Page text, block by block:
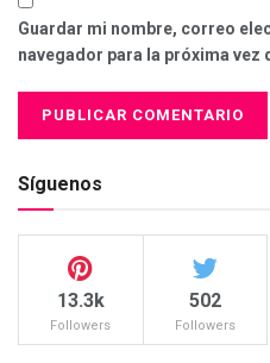
Guardar mi nombre, correo
navegador para la próxima vez
Síguenos
13.3k
Followers
502
Followers